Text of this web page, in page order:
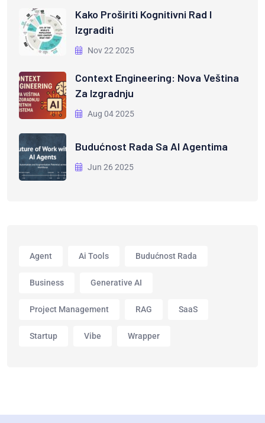
Kako Proširiti Kognitivni Rad I
Izgraditi
Nov 22 2025
Context Engineering: Nova Veština
Za Izgradnju
Aug 04 2025
Budućnost Rada Sa AI Agentima
Jun 26 2025
Agent Ai Tools Budućnost Rada
Business Generative AI
Project Management RAG SaaS
Startup Vibe Wrapper